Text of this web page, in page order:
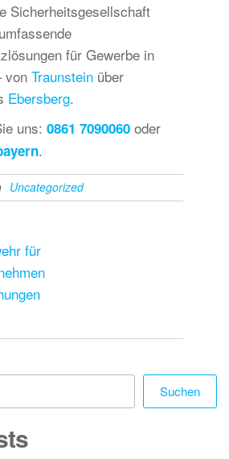
Sicherheitsgesellschaft
für Gewerbe in
von Traunsteinüber
Ebersberg.
uns: 0861 7090060oder
.
Uncategorized
für
Suchen